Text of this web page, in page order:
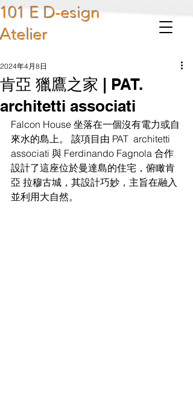
101 E D-esign
Atelier
肯亞 獵鷹之家 | PAT.
architetti associati
2024年4月8日
Falcon House 坐落在一個沒有電力或自
來水的島上。 該項目由 PAT  architetti
associati 與 Ferdinando Fagnola 合作
設計了這座位於曼達島的住宅，俯瞰肯
亞 拉穆古城，其設計巧妙，主旨在融入
並利用大自然。